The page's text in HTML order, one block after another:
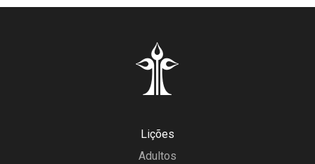
Lições
Adultos